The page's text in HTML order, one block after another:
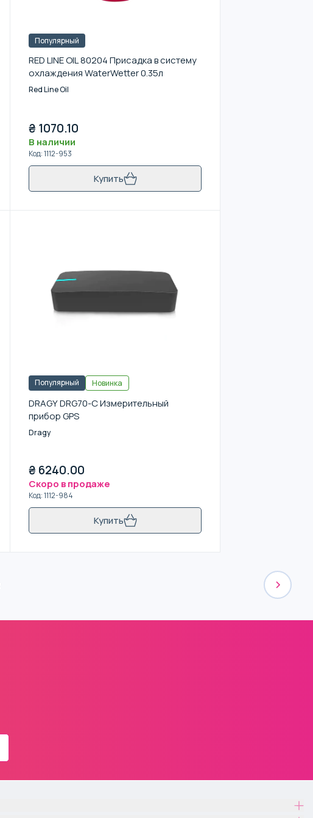
Популярный
RED LINE OIL 80204 Присадка в систему
охлаждения WaterWetter 0.35л
Red Line Oil
₴ 1070.10
В наличии
Код:1112-953
Купить
Популярный Новинка
DRAGY DRG70-C Измерительный
прибор GPS
Dragy
₴ 6240.00
Скоро в продаже
Код:1112-984
Купить